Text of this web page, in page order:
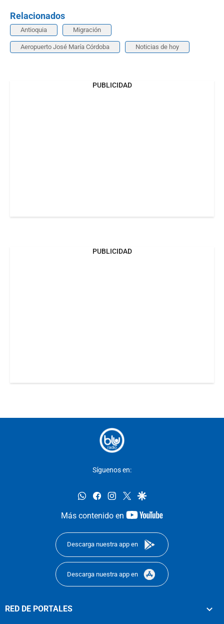
Relacionados
Antioquia Migración
Aeropuerto José María Córdoba Noticias de hoy
PUBLICIDAD
PUBLICIDAD
Síguenos en:
whatsappfacebookinstagram
twittergoogle
Más contenido en
youtube-
Descarga nuestra app en
Descarga nuestra app en
RED DE PORTALES